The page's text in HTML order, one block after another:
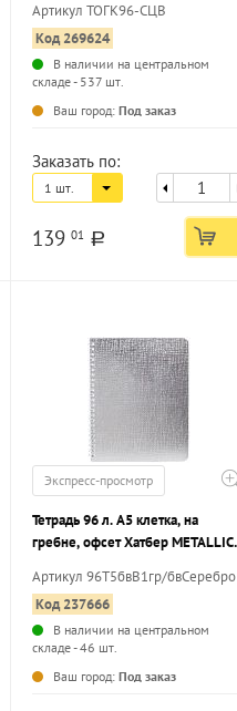
сплошной УФ-лак
Артикул ТОГК96-СЦВ
Код 269624
В наличии на центральном
складе - 537 шт.
Ваш город: Под заказ
Заказать по:
1 шт.
139 01 a
Экспресс-просмотр
Тетрадь 96 л. А5 клетка, на
гребне, офсет Хатбер METALLIC
серебро
Артикул 96Т5бвВ1гр/бвСеребро
Код 237666
В наличии на центральном
складе - 46 шт.
Ваш город: Под заказ